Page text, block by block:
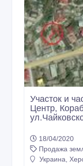
Участок и
Центр,
18/04/2020
Продажа
Украина,